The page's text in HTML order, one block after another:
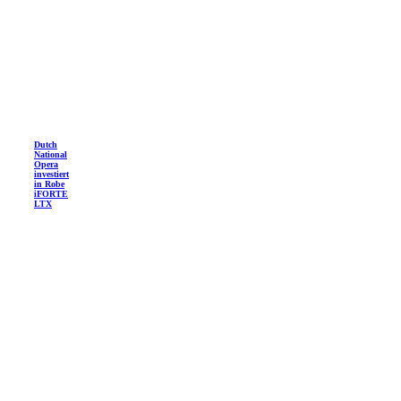
Dutch
National
Opera
investiert
in Robe
iFORTE
LTX